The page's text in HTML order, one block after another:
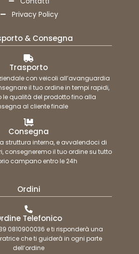
Privacy Policy
& Consegna
Trasporto
con veicoli all’avanguardia
il tuo ordine in tempi rapidi,
le qualità del prodotto fino alla
al cliente finale
Consegna
struttura interna, e avvalendoci di
consegneremo il tuo ordine su tutto
campano entro le 24h
Ordini
Telefonico
0810900036 e ti risponderà una
che ti guiderà in ogni parte
dell’ordine